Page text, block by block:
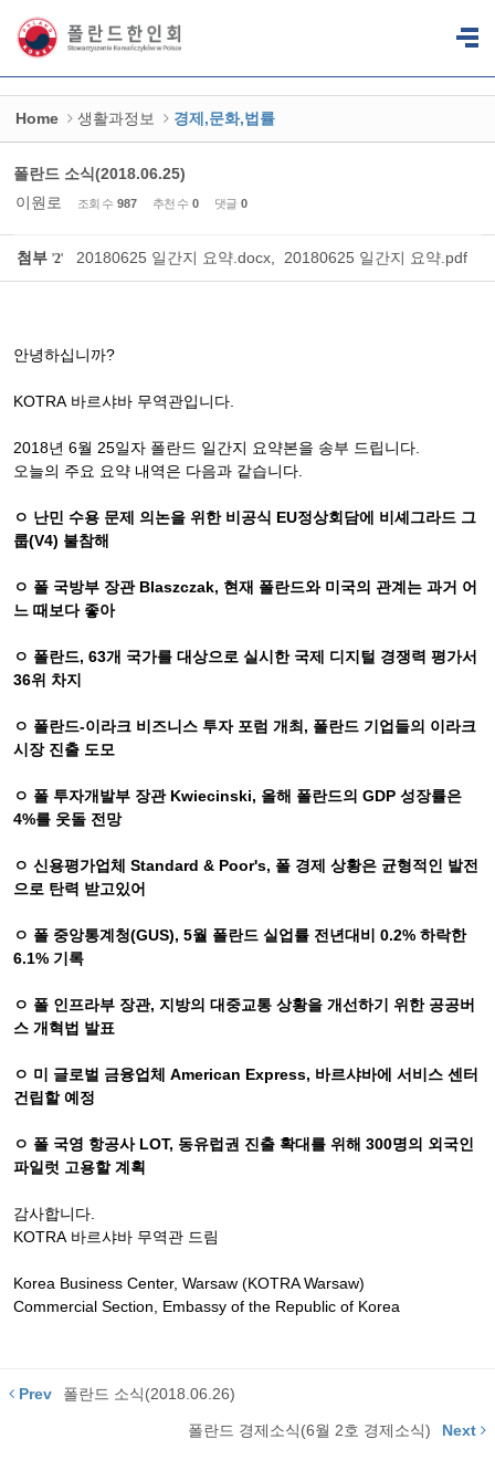
Home 생활과정보 경제,문화,법률
폴란드 소식(2018.06.25)
이원로
조회 수 987 추천 수 0 댓글 0
첨부 '2' 20180625 일간지 요약.docx 20180625 일간지 요약.pdf
안녕하십니까?
KOTRA 바르샤바 무역관입니다
2018년 6월 25일자 폴란드 일간지 요약본을 송부 드립니다
오늘의 주요 요약 내역은 다음과 같습니다
ㅇ 난민 수용 문제 의논을 위한 비공식 EU정상회담에 비셰그라드 그
룹(V4) 불참해
ㅇ 폴 국방부 장관Blaszczak, 현재 폴란드와 미국의 관계는 과거 어
느 때보다 좋아
ㅇ 폴란드, 63개 국가를 대상으로 실시한 국제 디지털 경쟁력 평가서
36위 차지
ㅇ 폴란드-이라크 비즈니스 투자 포럼 개최 , 폴란드 기업들의 이라크
시장 진출 도모
ㅇ 폴 투자개발부 장관Kwiecinski, 올해 폴란드의 GDP 성장률은
4%를 웃돌 전망
ㅇ 신용평가업체 Standard & Poor's, 폴 경제 상황은 균형적인 발전
으로 탄력 받고있어
ㅇ 폴 중앙통계청(GUS), 5월 폴란드 실업률 전년대비 0.2% 하락한
6.1% 기록
ㅇ 폴 인프라부 장관, 지방의 대중교통 상황을 개선하기 위한 공공버
스 개혁법 발표
ㅇ 미 글로벌 금융업체 American Express, 바르샤바에 서비스 센터
건립할 예정
ㅇ 폴 국영 항공사LOT, 동유럽권 진출 확대를 위해 300명의 외국인
파일럿 고용할 계획
감사합니다
KOTRA 바르샤바 무역관 드림
Korea Business Center, Warsaw (KOTRA Warsaw)
Commercial Section, Embassy of the Republic of Korea
Prev 폴란드 소식(2018.06.26)
폴란드 경제소식(6월 2호 경제소식) Next